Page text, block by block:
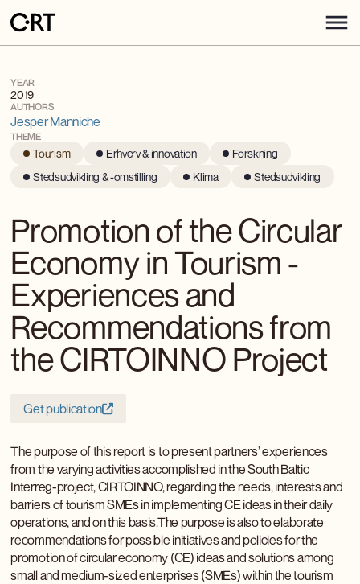
YEAR
2019
AUTHORS
Jesper Manniche
THEME
Tourism Erhverv & innovation
Forskning
Stedsudvikling & -omstilling
Klima Stedsudvikling
Promotion of the Circular
Economy in Tourism -
Experiences and
Recommendations from
the CIRTOINNO Project
Get publication
The purpose of this report is to present partners’ experiences
from the varying activities accomplished in the South Baltic
Interreg-project, CIRTOINNO, regarding the needs, interests and
barriers of tourism SMEs in implementing CE ideas in their daily
operations, and on this basis.The purpose is also to elaborate
recommendations for possible initiatives and policies for the
promotion of circular economy (CE) ideas and solutions among
small and medium-sized enterprises (SMEs) within the tourism